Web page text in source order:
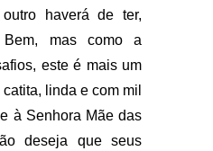
haverá de ter,
Bem, mas como a
este é mais um
linda e com mil
à Senhora Mãe das
deseja que seus